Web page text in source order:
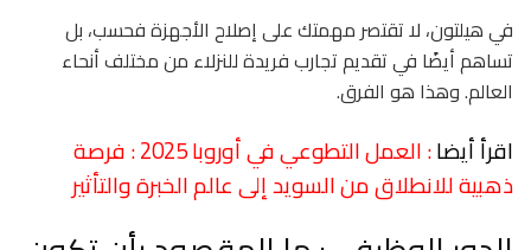
في هيلتون، لا تقتصر مهمتك على إصلاح الأجهزة فحسب، بل
تساهم أيضًا في تقديم تجارب فريدة للنزلاء من مختلف أنحاء
العالم. وهذا هو الفرق.
اقرأ أيضا
: العمل التطوعي في أوروبا 2025 : فرصة
ذهبية للانطلاق من السويد إلى عالم الخبرة والتأثير